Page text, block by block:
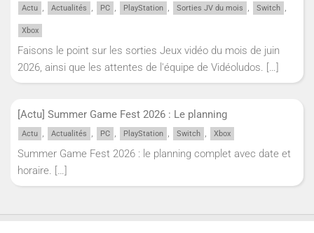
Actu , Actualités , PC , PlayStation , Sorties JV du mois , Switch ,
Xbox
Faisons le point sur les sorties Jeux vidéo du mois de juin
2026, ainsi que les attentes de l'équipe de Vidéoludos. […]
[Actu] Summer Game Fest 2026 : Le planning
Actu , Actualités , PC , PlayStation , Switch , Xbox
Summer Game Fest 2026 : le planning complet avec date et
horaire. […]